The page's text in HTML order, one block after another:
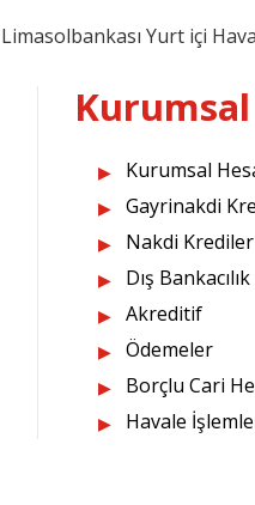
Limasolbankası Yurt içi
Kurumsal
Kurumsal
Gayrinakdi
Nakdi Krediler
Dış Bankacılık
Akreditif
Ödemeler
Borçlu Cari
Havale